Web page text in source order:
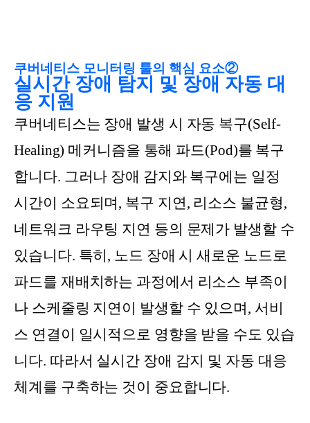
쿠버네티스 모니터링 툴의 핵심 요소②
실시간 장애 탐지 및 장애 자동 대
응 지원
쿠버네티스는 장애 발생 시 자동 복구(Self-
Healing) 메커니즘을 통해 파드(Pod)를 복구
합니다. 그러나 장애 감지와 복구에는 일정
시간이 소요되며, 복구 지연, 리소스 불균형,
네트워크 라우팅 지연 등의 문제가 발생할 수
있습니다. 특히, 노드 장애 시 새로운 노드로
파드를 재배치하는 과정에서 리소스 부족이
나 스케줄링 지연이 발생할 수 있으며, 서비
스 연결이 일시적으로 영향을 받을 수도 있습
니다. 따라서 실시간 장애 감지 및 자동 대응
체계를 구축하는 것이 중요합니다.